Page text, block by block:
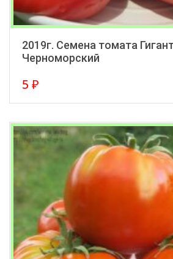
2019г. Семена томата
Черноморский
5 ₽